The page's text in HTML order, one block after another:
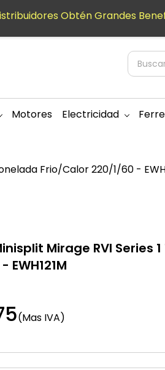
Motores Electricidad
Frio/Calor 220/1/60 -
Mirage RVI Series
(Mas IVA)
Obtén Grandes